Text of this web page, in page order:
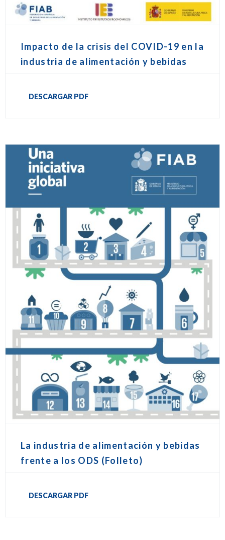
Impacto de la crisis del COVID-19 en la
industria de alimentación y bebidas
DESCARGAR PDF
La industria de alimentación y bebidas
frente a los ODS (Folleto)
DESCARGAR PDF